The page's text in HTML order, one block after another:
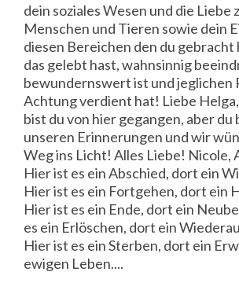
dein soziales Wesen und die Liebe
Menschen und Tieren sowie dein
diesen Bereichen den du gebracht
das gelebt hast, wahnsinnig
bewundernswert ist und jeglichen
Achtung verdient hat! Liebe
bist du von hier gegangen, aber du
unseren Erinnerungen und wir
Weg ins Licht! Alles Liebe! Nicole,
Hier ist es ein Abschied, dort ein
Hier ist es ein Fortgehen, dort ein
Hier ist es ein Ende, dort ein
es ein Erlöschen, dort ein
Hier ist es ein Sterben, dort ein
ewigen Leben....